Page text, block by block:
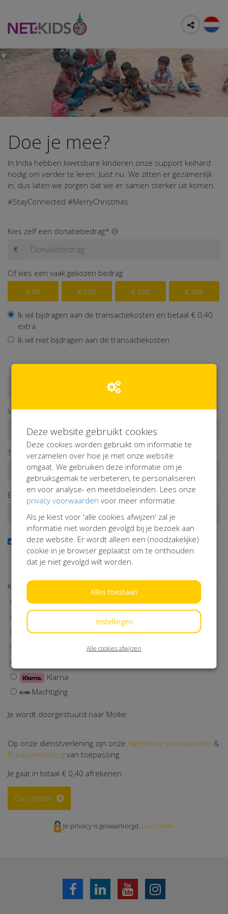
Doe je mee?
In India hebben kwetsbare kinderen onze support keihard
nodig om verder te leren. Juist nu. We zitten er gezamenlijk
in, dus laten we zorgen dat we er samen sterker uit komen.
#StayConnected #MerryChristmas
Kies zelf een donatiebedrag*
€
Of kies een vaak gekozen bedrag
€ 50 € 150 € 320 € 500
Ik wil bijdragen aan de transactiekosten en betaal € 0,40
extra
Ik wil niet bijdragen aan de transactiekosten
Doneren als bedrijf
Voornaam*
Tussenv. Achternaam*
E-mailadres*
Ja, ik wil de nieuwsbrief ontvangen
Wil je op de hoogte blijven van onze activiteiten? Schrijf je
dan in!
Kies een betaalmethode
iDEAL | Wero
MasterCard
Klarna
Machtiging
Je wordt doorgestuurd naar Mollie.
Op onze dienstverlening zijn onze Algemene Voorwaarden &
Privacyverklaring van toepassing.
Je gaat in totaal € 0,40 afrekenen.
Ga verder
Je privacy is gewaarborgd. Lees meer
Deze website gebruikt cookies
Deze cookies worden gebruikt om informatie te
verzamelen over hoe je met onze website
omgaat. We gebruiken deze informatie om je
gebruiksgemak te verbeteren, te personaliseren
en voor analyse- en meetdoeleinden. Lees onze
privacy voorwaarden voor meer informatie.
Als je kiest voor 'alle cookies afwijzen' zal je
informatie niet worden gevolgd bij je bezoek aan
deze website. Er wordt alleen een (noodzakelijke)
cookie in je browser geplaatst om te onthouden
dat je niet gevolgd wilt worden.
Alles toestaan
Instellingen
Alle cookies afwijzen